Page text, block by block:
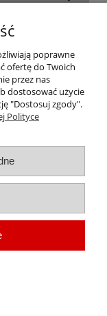
firmy ALVESTA |
| Olej do sprężarek
AGIP | Smar JAX
poprawne
ofertę do Twoich
przez nas
dostosować użycie
"Dostosuj zgody".
Polityce